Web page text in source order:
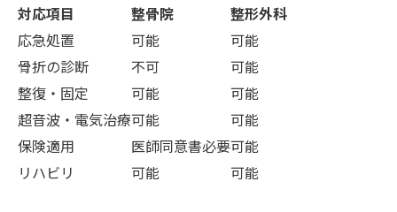
対応項目
整骨院
整形外科
応急処置
可能
可能
骨折の診断
不可
可能
整復・固定
可能
可能
超音波・電気治療可能
可能
保険適用
医師同意書必要可能
リハビリ
可能 可能